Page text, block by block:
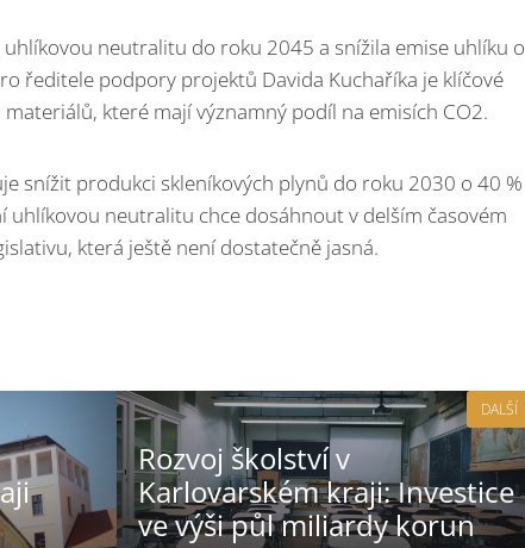
uhlíkovou neutralitu do roku 2045 a snížila emise uhlíku o
ředitele podpory projektů Davida Kuchaříka je klíčové
které mají významný podíl na emisích CO2.
snížit produkci skleníkových plynů do roku 2030 o 40 %
neutralitu chce dosáhnout v delším časovém
která ještě není dostatečně jasná.
Rozvoj školství v
Karlovarském kraji: Investice
ve výši půl miliardy korun
DALŠÍ